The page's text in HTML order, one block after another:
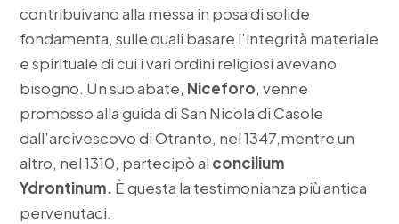
contribuivano alla messa in posa di solide
fondamenta, sulle quali basare l’integrità materiale
e spirituale di cui i vari ordini religiosi avevano
bisogno. Un suo abate, Niceforo, venne
promosso alla guida di San Nicola di Casole
dall’arcivescovo di Otranto, nel 1347,mentre un
altro, nel 1310, partecipò al concilium
Ydrontinum. È questa la testimonianza più antica
pervenutaci.